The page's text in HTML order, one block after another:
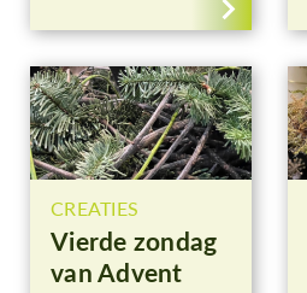
CREATIES
Vierde zondag
van Advent